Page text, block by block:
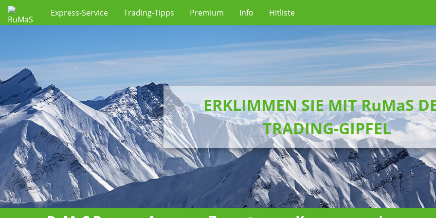
Express-Service Trading-Tipps Premium Info Hitliste
ERKLIMMEN SIE MIT RuMaS
TRADING-GIPFEL